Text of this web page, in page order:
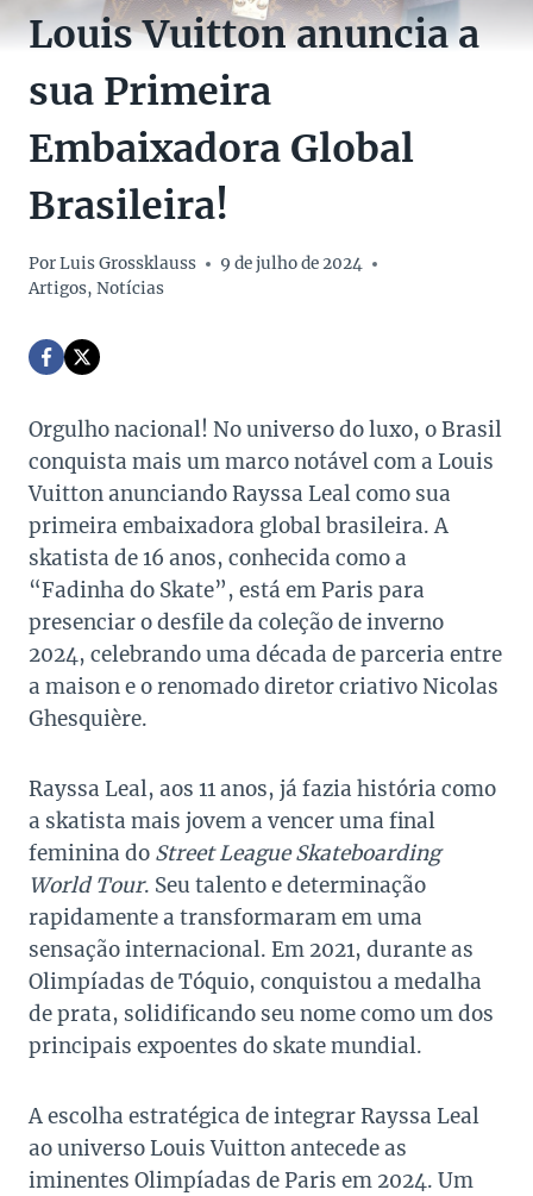
Louis Vuitton anuncia a
sua Primeira
Embaixadora Global
Brasileira!
PorLuis Grossklauss
9 de julho de 2024
Artigos, Notícias
Orgulho nacional! No universo do luxo, o Brasil
conquista mais um marco notável com a Louis
Vuitton anunciando Rayssa Leal como sua
primeira embaixadora global brasileira. A
skatista de 16 anos, conhecida como a
“Fadinha do Skate”, está em Paris para
presenciar o desfile da coleção de inverno
2024, celebrando uma década de parceria entre
a maison e o renomado diretor criativo Nicolas
Ghesquière.
Rayssa Leal, aos 11 anos, já fazia história como
a skatista mais jovem a vencer uma final
feminina do Street League Skateboarding
World Tour. Seu talento e determinação
rapidamente a transformaram em uma
sensação internacional. Em 2021, durante as
Olimpíadas de Tóquio, conquistou a medalha
de prata, solidificando seu nome como um dos
principais expoentes do skate mundial.
A escolha estratégica de integrar Rayssa Leal
ao universo Louis Vuitton antecede as
iminentes Olimpíadas de Paris em 2024. Um